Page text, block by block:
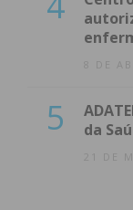
8 DE
5
da
21 DE